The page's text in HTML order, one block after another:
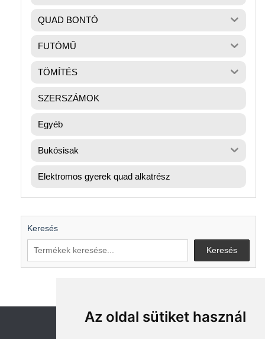
Az oldal sütiket használ
QUAD BONTÓ
FUTÓMŰ
TÖMÍTÉS
SZERSZÁMOK
Egyéb
Bukósisak
Elektromos gyerek quad alkatrész
Keresés
Keresés